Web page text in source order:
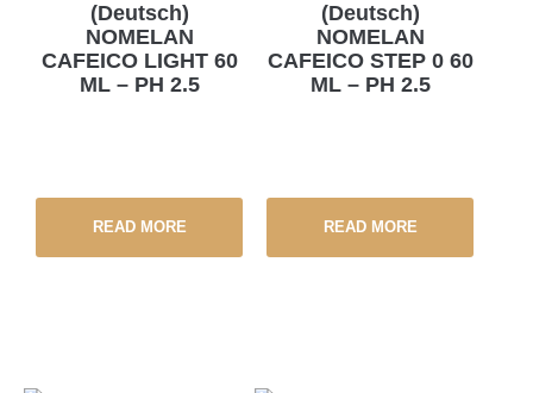
(Deutsch)
NOMELAN
CAFEICO LIGHT 60
ML – PH 2.5
READ MORE
(Deutsch)
NOMELAN
CAFEICO STEP 0 60
ML – PH 2.5
READ MORE